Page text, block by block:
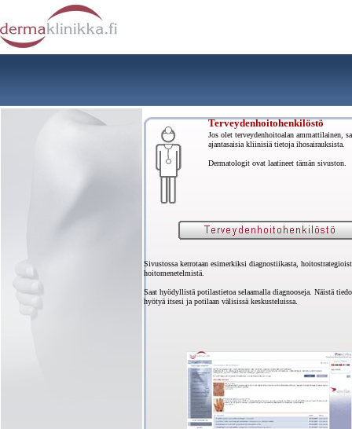
Terveydenhoitohenkilöstö
Jos olet terveydenhoitoalan ammattilainen,
ajantasaisia kliinisiä tietoja ihosairauksista.
Dermatologit ovat laatineet tämän sivuston.
Sivustossa kerrotaan esimerkiksi diagnostiikasta,
hoitomenetelmistä.
Saat hyödyllistä potilastietoa selaamalla diagnooseja. Näistä
hyötyä itsesi ja potilaan välisissä keskusteluissa.